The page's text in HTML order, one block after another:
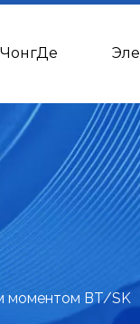
моментом BT/SK